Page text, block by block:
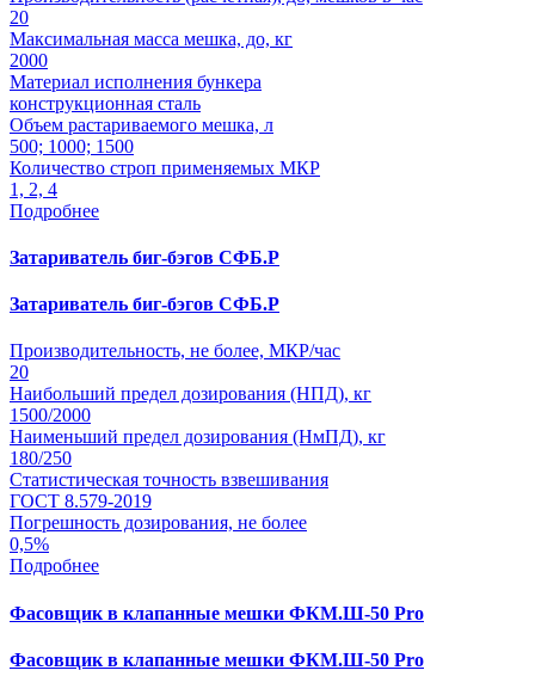
20
Максимальная масса мешка, до, кг
2000
Материал исполнения бункера
конструкционная сталь
Объем растариваемого мешка, л
500; 1000; 1500
Количество строп применяемых МКР
1, 2, 4
Подробнее
Затариватель биг-бэгов СФБ.Р
Затариватель биг-бэгов СФБ.Р
Производительность, не более, МКР/час
20
Наибольший предел дозирования (НПД), кг
1500/2000
Наименьший предел дозирования (НмПД), кг
180/250
Статистическая точность взвешивания
ГОСТ 8.579-2019
Погрешность дозирования, не более
0,5%
Подробнее
Фасовщик в клапанные мешки ФКМ.Ш-50 Pro
Фасовщик в клапанные мешки ФКМ.Ш-50 Pro